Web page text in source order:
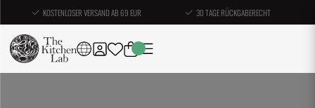
KOSTENLOSER VERSAND AB 69 EUR 30 TAGE RÜCKGABERECHT